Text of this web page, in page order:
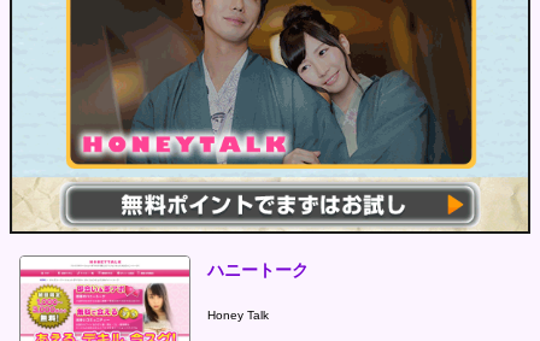
ハニートーク
Honey Talk